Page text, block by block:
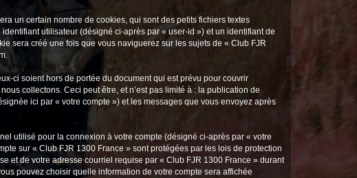
un certain nombre de cookies, qui sont des petits fichiers textes
utilisateur (désigné ci-après par « user-id ») et un identifiant de
sera créé une fois que vous naviguerez sur les sujets de « Club FJR
ci soient hors de portée du document qui est prévu pour couvrir
collectons. Ceci peut être, et n’est pas limité à : la publication de
ici par « votre compte ») et les messages que vous envoyez après
utilisé pour la connexion à votre compte (désigné ci-après par « votre
sur « Club FJR 1300 France » sont protégées par les lois de protection
et de votre adresse courriel requise par « Club FJR 1300 France » durant
pouvez choisir quelle information de votre compte sera affichée